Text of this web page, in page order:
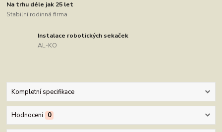
Na trhu déle jak 25 let
Stabilní rodinná firma
Instalace robotických sekaček
AL-KO
Kompletní specifikace
Hodnocení 0